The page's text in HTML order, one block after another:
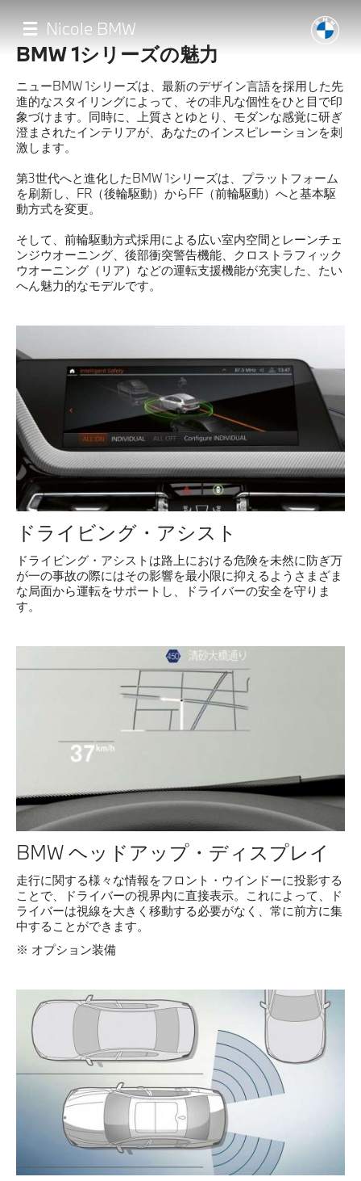
Home
イベント・キャンペーン
8月即納車
認定中古車
試乗・見積
Service
法人契約について
Nicole BMW
BMW 1シリーズの魅力
ニューBMW 1シリーズは、最新のデザイン言語を採用した先
進的なスタイリングによって、その非凡な個性をひと目で印
象づけます。同時に、上質さとゆとり、モダンな感覚に研ぎ
澄まされたインテリアが、あなたのインスピレーションを刺
激します。
第3世代へと進化したBMW 1シリーズは、プラットフォーム
を刷新し、FR（後輪駆動）からFF（前輪駆動）へと基本駆
動方式を変更。
そして、前輪駆動方式採用による広い室内空間とレーンチェ
ンジウオーニング、後部衝突警告機能、クロストラフィック
ウオーニング（リア）などの運転支援機能が充実した、たい
へん魅力的なモデルです。
ドライビング・アシスト
ドライビング・アシストは路上における危険を未然に防ぎ万
が一の事故の際にはその影響を最小限に抑えるようさまざま
な局面から運転をサポートし、ドライバーの安全を守りま
す。
BMW ヘッドアップ・ディスプレイ
走行に関する様々な情報をフロント・ウインドーに投影する
ことで、ドライバーの視界内に直接表示。これによって、ド
ライバーは視線を大きく移動する必要がなく、常に前方に集
中することができます。
※ オプション装備